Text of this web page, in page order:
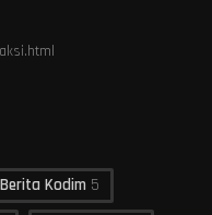
Berita Kodim 5